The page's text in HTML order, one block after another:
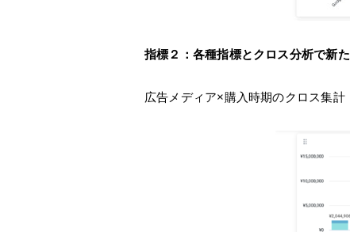
指標２：各種指標とクロス分析で新
広告メディア×購入時期のクロス集計